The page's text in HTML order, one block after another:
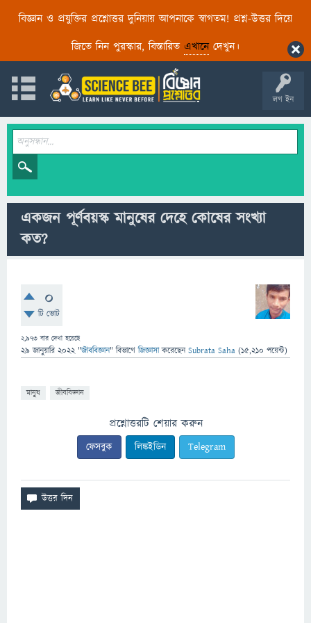
বিজ্ঞান ও প্রযুক্তির প্রশ্নোত্তর দুনিয়ায় আপনাকে স্বাগতম! প্রশ্ন-উত্তর দিয়ে
জিতে নিন পুরস্কার, বিস্তারিত এখানেদেখুন।
লগ ইন
একজন পূর্ণবয়স্ক মানুষের দেহে কোষের সংখ্যা
কত?
0
টি ভোট
2,973 বার দেখা হয়েছে
29 জানুয়ারি 2022 "জীববিজ্ঞান" বিভাগে জিজ্ঞাসাকরেছেনSubrata Saha (15,210 পয়েন্ট)
মানুষ জীববিজ্ঞান
প্রশ্নোত্তরটি শেয়ার করুন
ফেসবুক লিঙ্কইডিন Telegram